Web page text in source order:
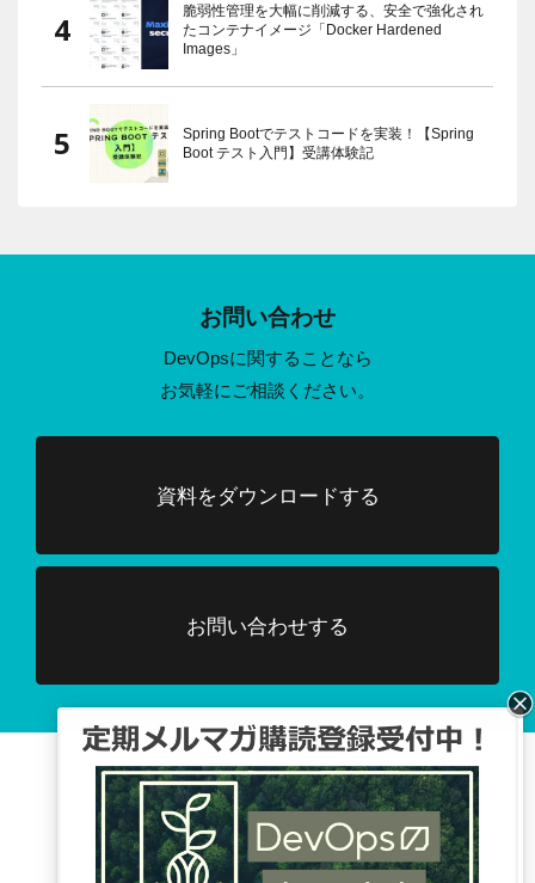
脆弱性管理を大幅に削減する、安全で強化され
たコンテナイメージ「Docker Hardened
Images」
Spring Bootでテストコードを実装！【Spring
Boot テスト入門】受講体験記
お問い合わせ
DevOpsに関することなら
お気軽にご相談ください。
資料をダウンロードする
お問い合わせする
Facebook、TwitterでDevOpsに関する
情報配信を行っています。